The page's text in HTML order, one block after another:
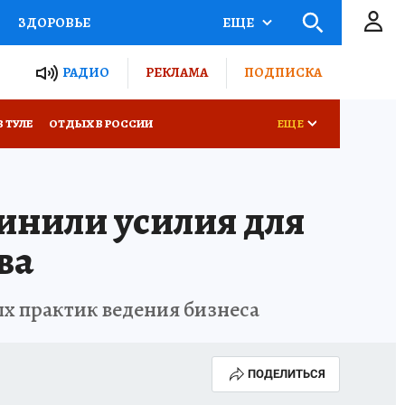
ЗДОРОВЬЕ
РОССИИ
ЕЩЕ
РАДИО РЕКЛАМА ПОДПИСКА
ТУЛЕ ОТДЫХ В РОССИИ ЕЩЕ
усилия для
практик ведения бизнеса
ПОДЕЛИТЬСЯ